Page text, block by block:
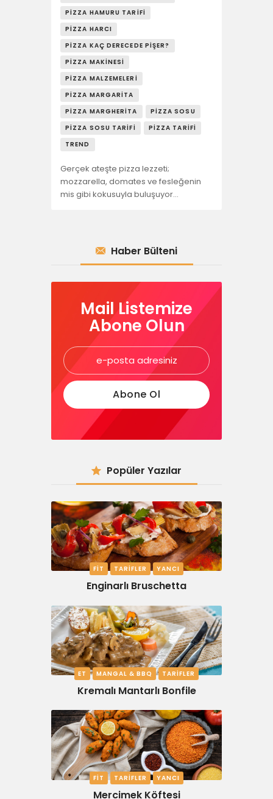
PIZZA HAMURU TARIFI
PIZZA HARCI
PIZZA KAÇ DERECEDE PIŞER?
PIZZA MAKINESI
PIZZA MALZEMELERI
PIZZA MARGARITA
PIZZA MARGHERITA
PIZZA SOSU
PIZZA SOSU TARIFI
PIZZA TARIFI
TREND
Gerçek ateşte pizza lezzeti;
mozzarella, domates ve fesleğenin
mis gibi kokusuyla buluşuyor…
Haber Bülteni
Mail Listemize
Abone Olun
Popüler Yazılar
FIT TARIFLER YANCI
Enginarlı Bruschetta
ET MANGAL & BBQ TARIFLER
Kremalı Mantarlı Bonfile
FIT TARIFLER YANCI
Mercimek Köftesi